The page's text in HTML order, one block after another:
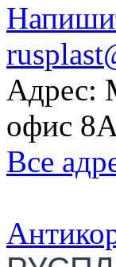
Адрес:
офис
Все